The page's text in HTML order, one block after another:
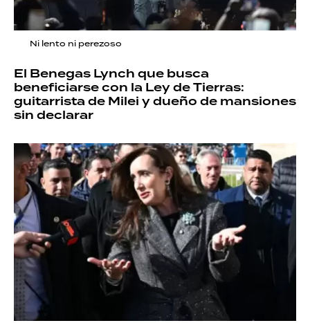
Ni lento ni perezoso
El Benegas Lynch que busca
beneficiarse con la Ley de Tierras:
guitarrista de Milei y dueño de mansiones
sin declarar